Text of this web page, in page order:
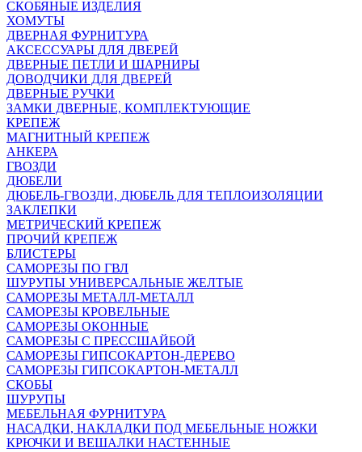
СКОБЯНЫЕ ИЗДЕЛИЯ
ХОМУТЫ
ДВЕРНАЯ ФУРНИТУРА
АКСЕССУАРЫ ДЛЯ ДВЕРЕЙ
ДВЕРНЫЕ ПЕТЛИ И ШАРНИРЫ
ДОВОДЧИКИ ДЛЯ ДВЕРЕЙ
ДВЕРНЫЕ РУЧКИ
ЗАМКИ ДВЕРНЫЕ, КОМПЛЕКТУЮЩИЕ
КРЕПЕЖ
МАГНИТНЫЙ КРЕПЕЖ
АНКЕРА
ГВОЗДИ
ДЮБЕЛИ
ДЮБЕЛЬ-ГВОЗДИ, ДЮБЕЛЬ ДЛЯ ТЕПЛОИЗОЛЯЦИИ
ЗАКЛЕПКИ
МЕТРИЧЕСКИЙ КРЕПЕЖ
ПРОЧИЙ КРЕПЕЖ
БЛИСТЕРЫ
САМОРЕЗЫ ПО ГВЛ
ШУРУПЫ УНИВЕРСАЛЬНЫЕ ЖЕЛТЫЕ
САМОРЕЗЫ МЕТАЛЛ-МЕТАЛЛ
САМОРЕЗЫ КРОВЕЛЬНЫЕ
САМОРЕЗЫ ОКОННЫЕ
САМОРЕЗЫ С ПРЕССШАЙБОЙ
САМОРЕЗЫ ГИПСОКАРТОН-ДЕРЕВО
САМОРЕЗЫ ГИПСОКАРТОН-МЕТАЛЛ
СКОБЫ
ШУРУПЫ
МЕБЕЛЬНАЯ ФУРНИТУРА
НАСАДКИ, НАКЛАДКИ ПОД МЕБЕЛЬНЫЕ НОЖКИ
КРЮЧКИ И ВЕШАЛКИ НАСТЕННЫЕ